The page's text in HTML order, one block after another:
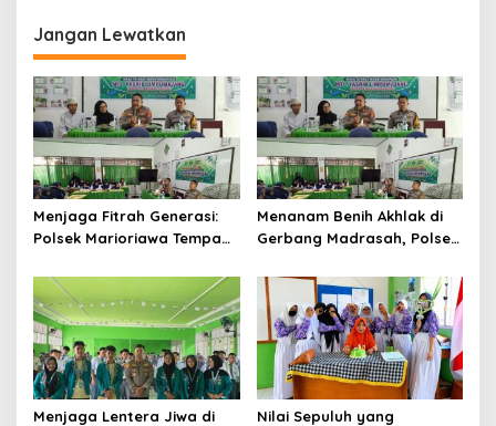
Jangan Lewatkan
Menjaga Fitrah Generasi:
Polsek Marioriawa Tempa
Menanam Benih Akhlak di
Gerbang Madrasah, Polsek
Langkah Generasi
Berkarakter
Menjaga Lentera Jiwa di
Nilai Sepuluh yang